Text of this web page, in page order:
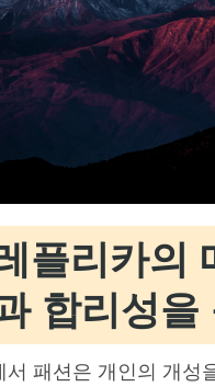
플리카의
합리성을
서 패션은 개인의 개성